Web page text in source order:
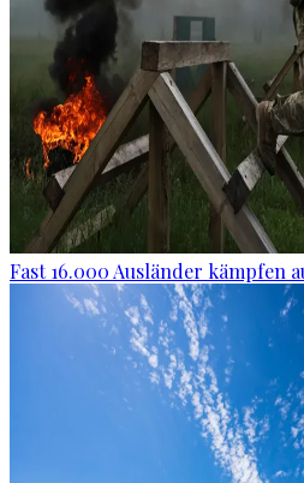
Fast 16.000 Ausländer kämpfen